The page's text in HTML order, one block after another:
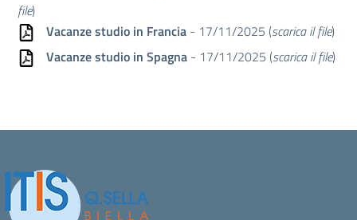
file)
Vacanze studio in Francia - 17/11/2025 (scarica il file)
Vacanze studio in Spagna - 17/11/2025 (scarica il file)